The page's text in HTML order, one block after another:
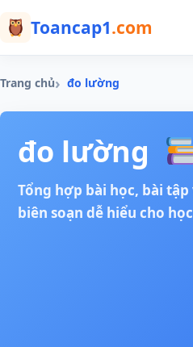
Toancap1.com
Trang chủ đo lường
đo lường
Tổng hợp bài học, bài
biên soạn dễ hiểu cho